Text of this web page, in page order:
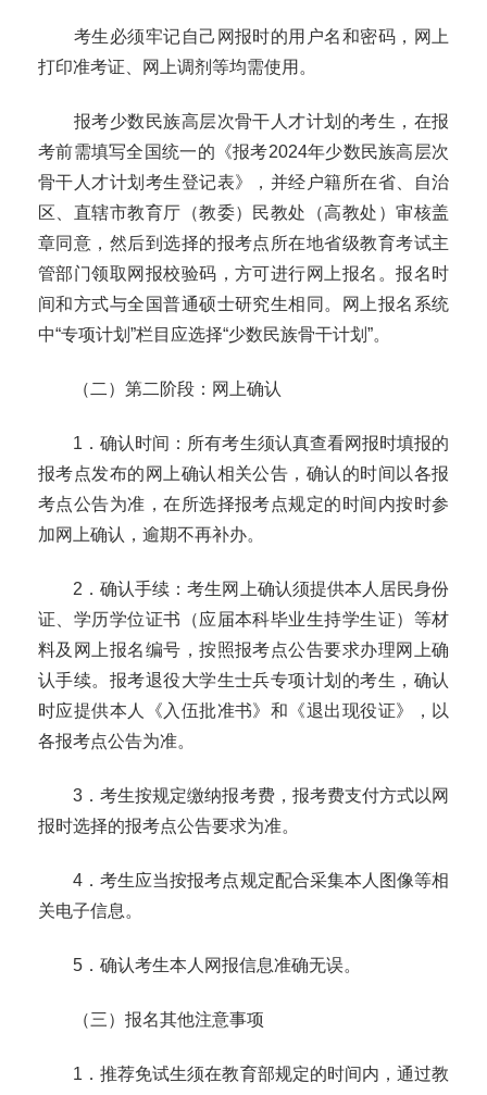
考生必须牢记自己网报时的用户名和密码，网上
打印准考证、网上调剂等均需使用。
报考少数民族高层次骨干人才计划的考生，在报
考前需填写全国统一的《报考2024年少数民族高层次
骨干人才计划考生登记表》，并经户籍所在省、自治
区、直辖市教育厅（教委）民教处（高教处）审核盖
章同意，然后到选择的报考点所在地省级教育考试主
管部门领取网报校验码，方可进行网上报名。报名时
间和方式与全国普通硕士研究生相同。网上报名系统
中“专项计划”栏目应选择“少数民族骨干计划”。
（二）第二阶段：网上确认
1 ．确认时间：所有考生须认真查看网报时填报的
报考点发布的网上确认相关公告，确认的时间以各报
考点公告为准，在所选择报考点规定的时间内按时参
加网上确认，逾期不再补办。
2 ．确认手续：考生网上确认须提供本人居民身份
证、学历学位证书（应届本科毕业生持学生证）等材
料及网上报名编号，按照报考点公告要求办理网上确
认手续。 报考退役大学生士兵专项计划的考生，确认
时应提供本人《入伍批准书》和《退出现役证》，以
各报考点公告为准。
3 ．考生按规定缴纳报考费，报考费支付方式以网
报时选择的报考点公告要求为准。
4 ．考生应当按报考点规定配合采集本人图像等相
关电子信息。
5 ．确认考生本人网报信息准确无误。
（三）报名其他注意事项
1 ．推荐免试生须在教育部规定的时间内，通过教